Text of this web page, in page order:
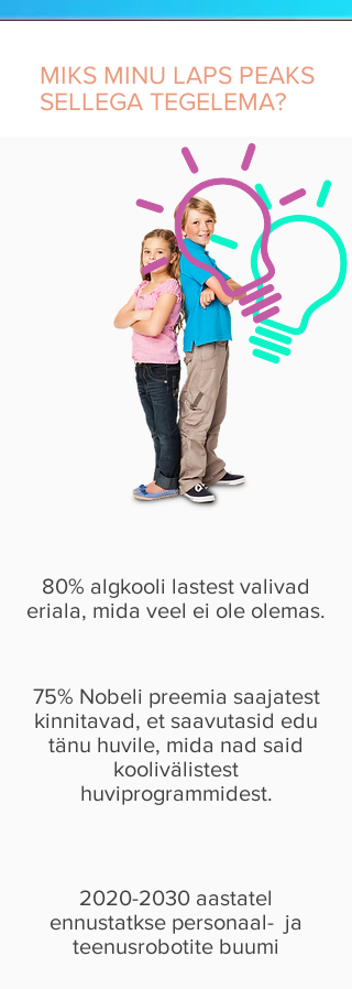
MIKS MINU LAPS PEAKS
SELLEGA TEGELEMA?
80% algkooli lastest valivad
eriala, mida veel ei ole olemas.
75% Nobeli preemia saajatest
kinnitavad, et saavutasid edu
tänu huvile, mida nad said
koolivälistest
huviprogrammidest.
2020-2030 aastatel
ennustatkse personaal- ja
teenusrobotite buumi